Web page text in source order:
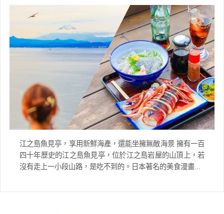
江之島魚見亭，享用新鮮海產，還能坐擁無敵海景 擁有一百
四十年歷史的江之島魚見亭，位於江之島岩屋的山頂上，若
沒有走上一小段山路，是吃不到的。日本著名的美食漫畫...